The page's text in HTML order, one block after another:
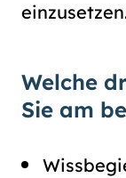
Welche
Sie am